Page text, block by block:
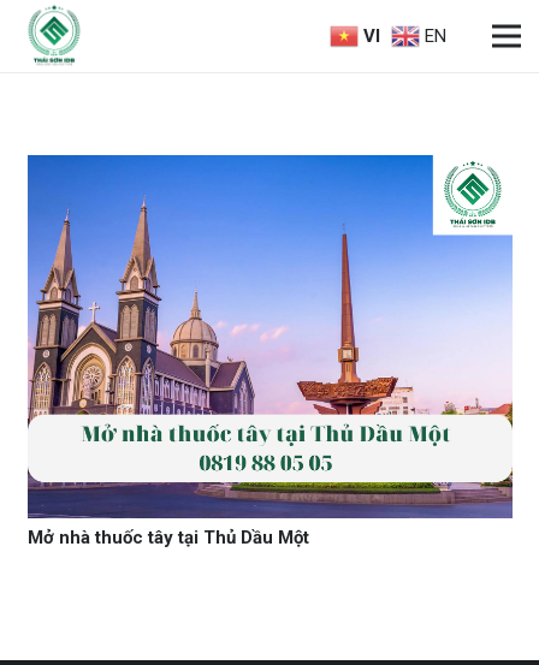
VI EN
Mở nhà thuốc tây tại Thủ Dầu Một